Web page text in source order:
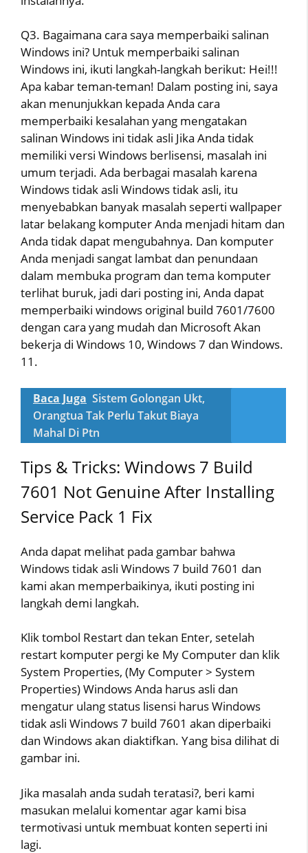
Q3. Bagaimana cara saya memperbaiki salinan
Windows ini? Untuk memperbaiki salinan
Windows ini, ikuti langkah-langkah berikut: Hei!!!
Apa kabar teman-teman! Dalam posting ini, saya
akan menunjukkan kepada Anda cara
memperbaiki kesalahan yang mengatakan
salinan Windows ini tidak asli Jika Anda tidak
memiliki versi Windows berlisensi, masalah ini
umum terjadi. Ada berbagai masalah karena
Windows tidak asli Windows tidak asli, itu
menyebabkan banyak masalah seperti wallpaper
latar belakang komputer Anda menjadi hitam dan
Anda tidak dapat mengubahnya. Dan komputer
Anda menjadi sangat lambat dan penundaan
dalam membuka program dan tema komputer
terlihat buruk, jadi dari posting ini, Anda dapat
memperbaiki windows original build 7601/7600
dengan cara yang mudah dan Microsoft Akan
bekerja di Windows 10, Windows 7 dan Windows.
11.
Baca Juga Sistem Golongan Ukt,
Orangtua Tak Perlu Takut Biaya
Mahal Di Ptn
Tips & Tricks: Windows 7 Build
7601 Not Genuine After Installing
Service Pack 1 Fix
Anda dapat melihat pada gambar bahwa
Windows tidak asli Windows 7 build 7601 dan
kami akan memperbaikinya, ikuti posting ini
langkah demi langkah.
Klik tombol Restart dan tekan Enter, setelah
restart komputer pergi ke My Computer dan klik
System Properties, (My Computer > System
Properties) Windows Anda harus asli dan
mengatur ulang status lisensi harus Windows
tidak asli Windows 7 build 7601 akan diperbaiki
dan Windows akan diaktifkan. Yang bisa dilihat di
gambar ini.
Jika masalah anda sudah teratasi?, beri kami
masukan melalui komentar agar kami bisa
termotivasi untuk membuat konten seperti ini
lagi.